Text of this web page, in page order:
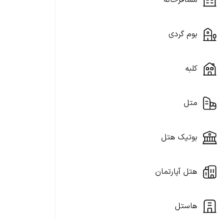
بوم گردی
کلبه
متل
بوتیک هتل
هتل آپارتمان
هاستل